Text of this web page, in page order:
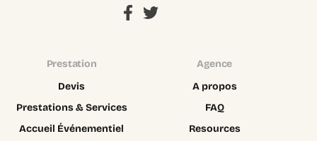
Prestation
Devis
Prestations & Services
Accueil Événementiel
Agence
A propos
FAQ
Resources